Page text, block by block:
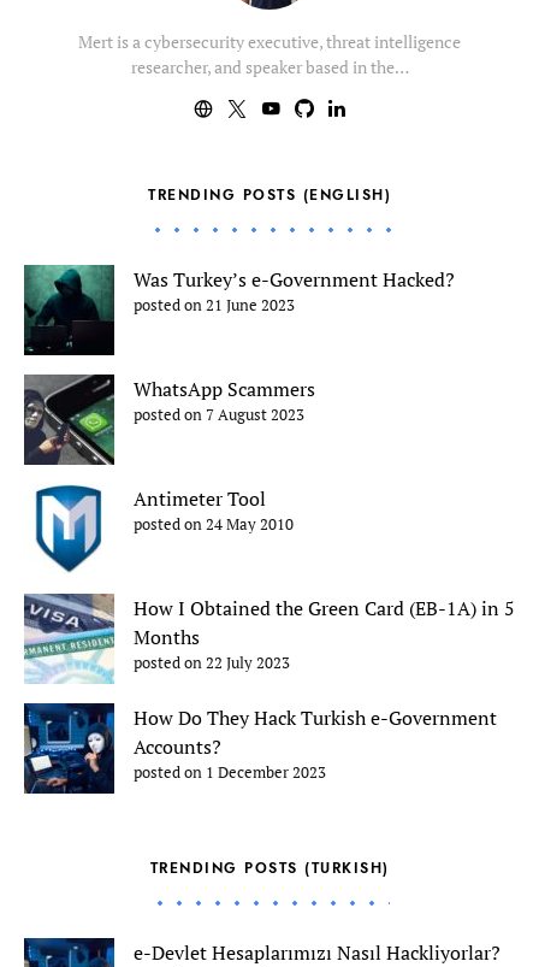
Mert is a cybersecurity executive, threat intelligence
researcher, and speaker based in the…
TRENDING POSTS (ENGLISH)
Was Turkey’s e-Government Hacked?
posted on 21 June 2023
WhatsApp Scammers
posted on 7 August 2023
Antimeter Tool
posted on 24 May 2010
How I Obtained the Green Card (EB-1A) in 5
Months
posted on 22 July 2023
How Do They Hack Turkish e-Government
Accounts?
posted on 1 December 2023
TRENDING POSTS (TURKISH)
e-Devlet Hesaplarımızı Nasıl Hackliyorlar?